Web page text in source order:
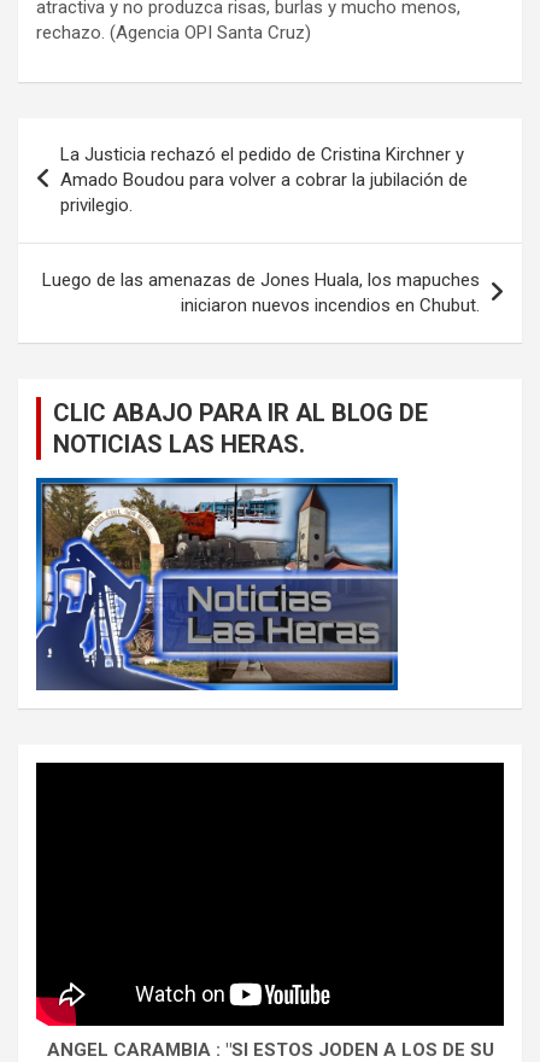
atractiva y no produzca risas, burlas y mucho menos,
rechazo. (Agencia OPI Santa Cruz)
de
entradas
La Justicia rechazó el pedido de Cristina Kirchner y
Amado Boudou para volver a cobrar la jubilación de
privilegio.
Luego de las amenazas de Jones Huala, los mapuches
iniciaron nuevos incendios en Chubut.
CLIC ABAJO PARA IR AL BLOG DE
NOTICIAS LAS HERAS.
ANGEL CARAMBIA : "SI ESTOS JODEN A LOS DE SU